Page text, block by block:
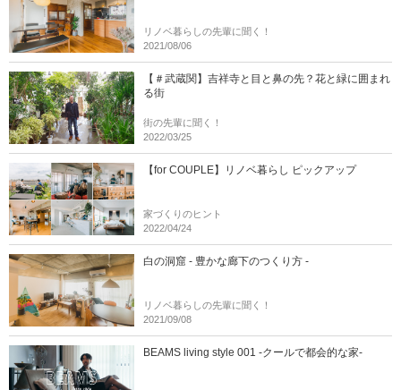
リノベ暮らしの先輩に聞く！
2021/08/06
【＃武蔵関】吉祥寺と目と鼻の先？花と緑に囲まれ
る街
街の先輩に聞く！
2022/03/25
【for COUPLE】リノベ暮らし ピックアップ
家づくりのヒント
2022/04/24
白の洞窟 - 豊かな廊下のつくり方 -
リノベ暮らしの先輩に聞く！
2021/09/08
BEAMS living style 001 -クールで都会的な家-